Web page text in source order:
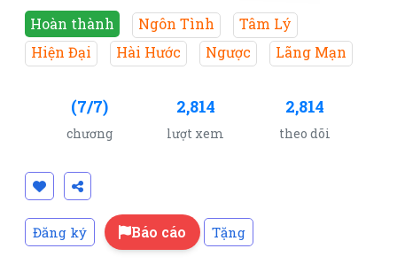
Hoàn thành Ngôn Tình
Tâm Lý
Hiện Đại
Hài Hước Ngược Lãng Mạn
(7/7)
chương
2,814
lượt xem
2,814
theo dõi
Đăng ký Báo cáo Tặng